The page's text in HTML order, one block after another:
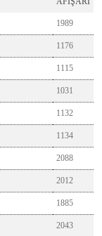
1989
1176
1115
1031
1132
1134
2088
2012
1885
2043